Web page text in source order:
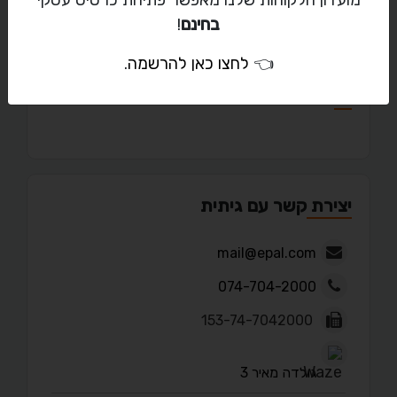
יצירת קשר עם גיתית
mail@epal.com
074-704-2000
גולדה מאיר 3
בחינם!
👈 לחצו כאן להרשמה.